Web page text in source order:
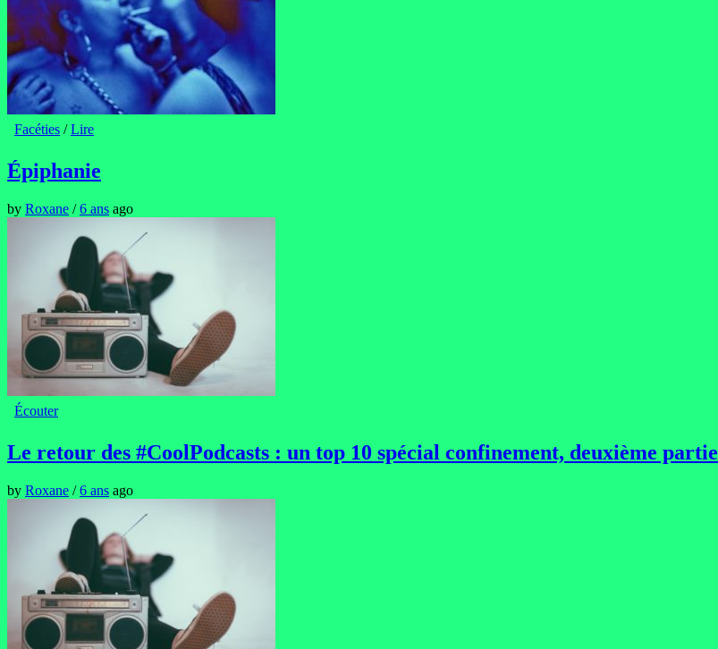
Facéties /Lire
Épiphanie
by Roxane /6 ans ago
Écouter
Le retour des #CoolPodcasts : un top 10 spécial confinement, deuxième partie
by Roxane /6 ans ago